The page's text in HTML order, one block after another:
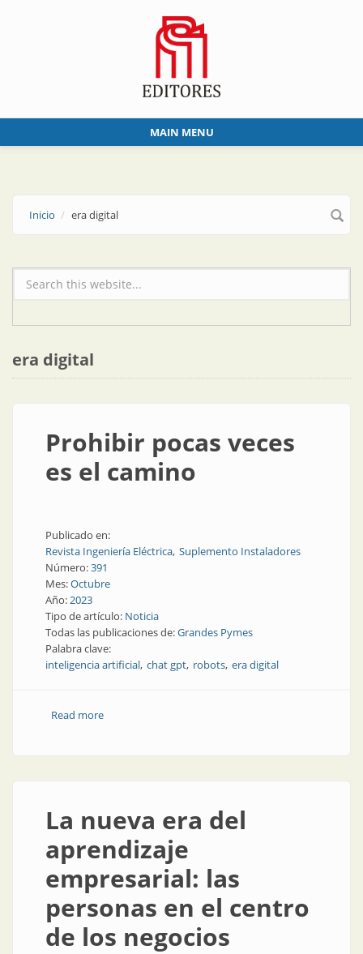
MAIN MENU
Inicio era digital
Formulario de búsqueda
era digital
Prohibir pocas veces
es el camino
Publicado en:
Revista Ingeniería Eléctrica Suplemento Instaladores
Número:391
Mes:Octubre
Año:2023
Tipo de artículo: Noticia
Todas las publicaciones de:Grandes Pymes
Palabra clave:
inteligencia artificial chat gpt robots era digital
Read moreabout Prohibir pocas veces es el camino
La nueva era del
aprendizaje
empresarial: las
personas en el centro
de los negocios